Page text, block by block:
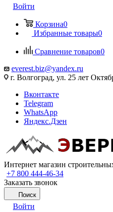
Войти
Корзина0
Избранные товары0
Сравнение товаров0
everest.biz@yandex.ru
г. Волгоград, ул. 25 лет
Вконтакте
Telegram
WhatsApp
Яндекс.Дзен
Интернет магазин
+7 800 444-46-34
Заказать звонок
Поиск
Войти